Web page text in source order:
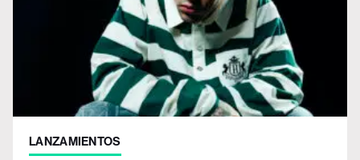
LANZAMIENTOS